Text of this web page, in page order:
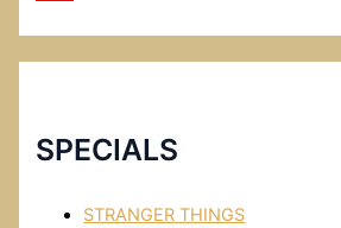
e
o
o
T
SPECIALS
STRANGER THINGS